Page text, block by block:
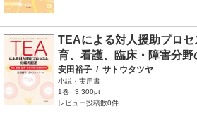
TEAによる対人援助プロ
育、看護、臨床・障害分野
安田裕子 / サトウタツヤ
小説・実用書
1巻
3,300pt
レビュー投稿数0件